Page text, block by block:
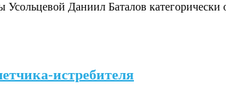
Усольцевой Даниил Баталов
истребителя